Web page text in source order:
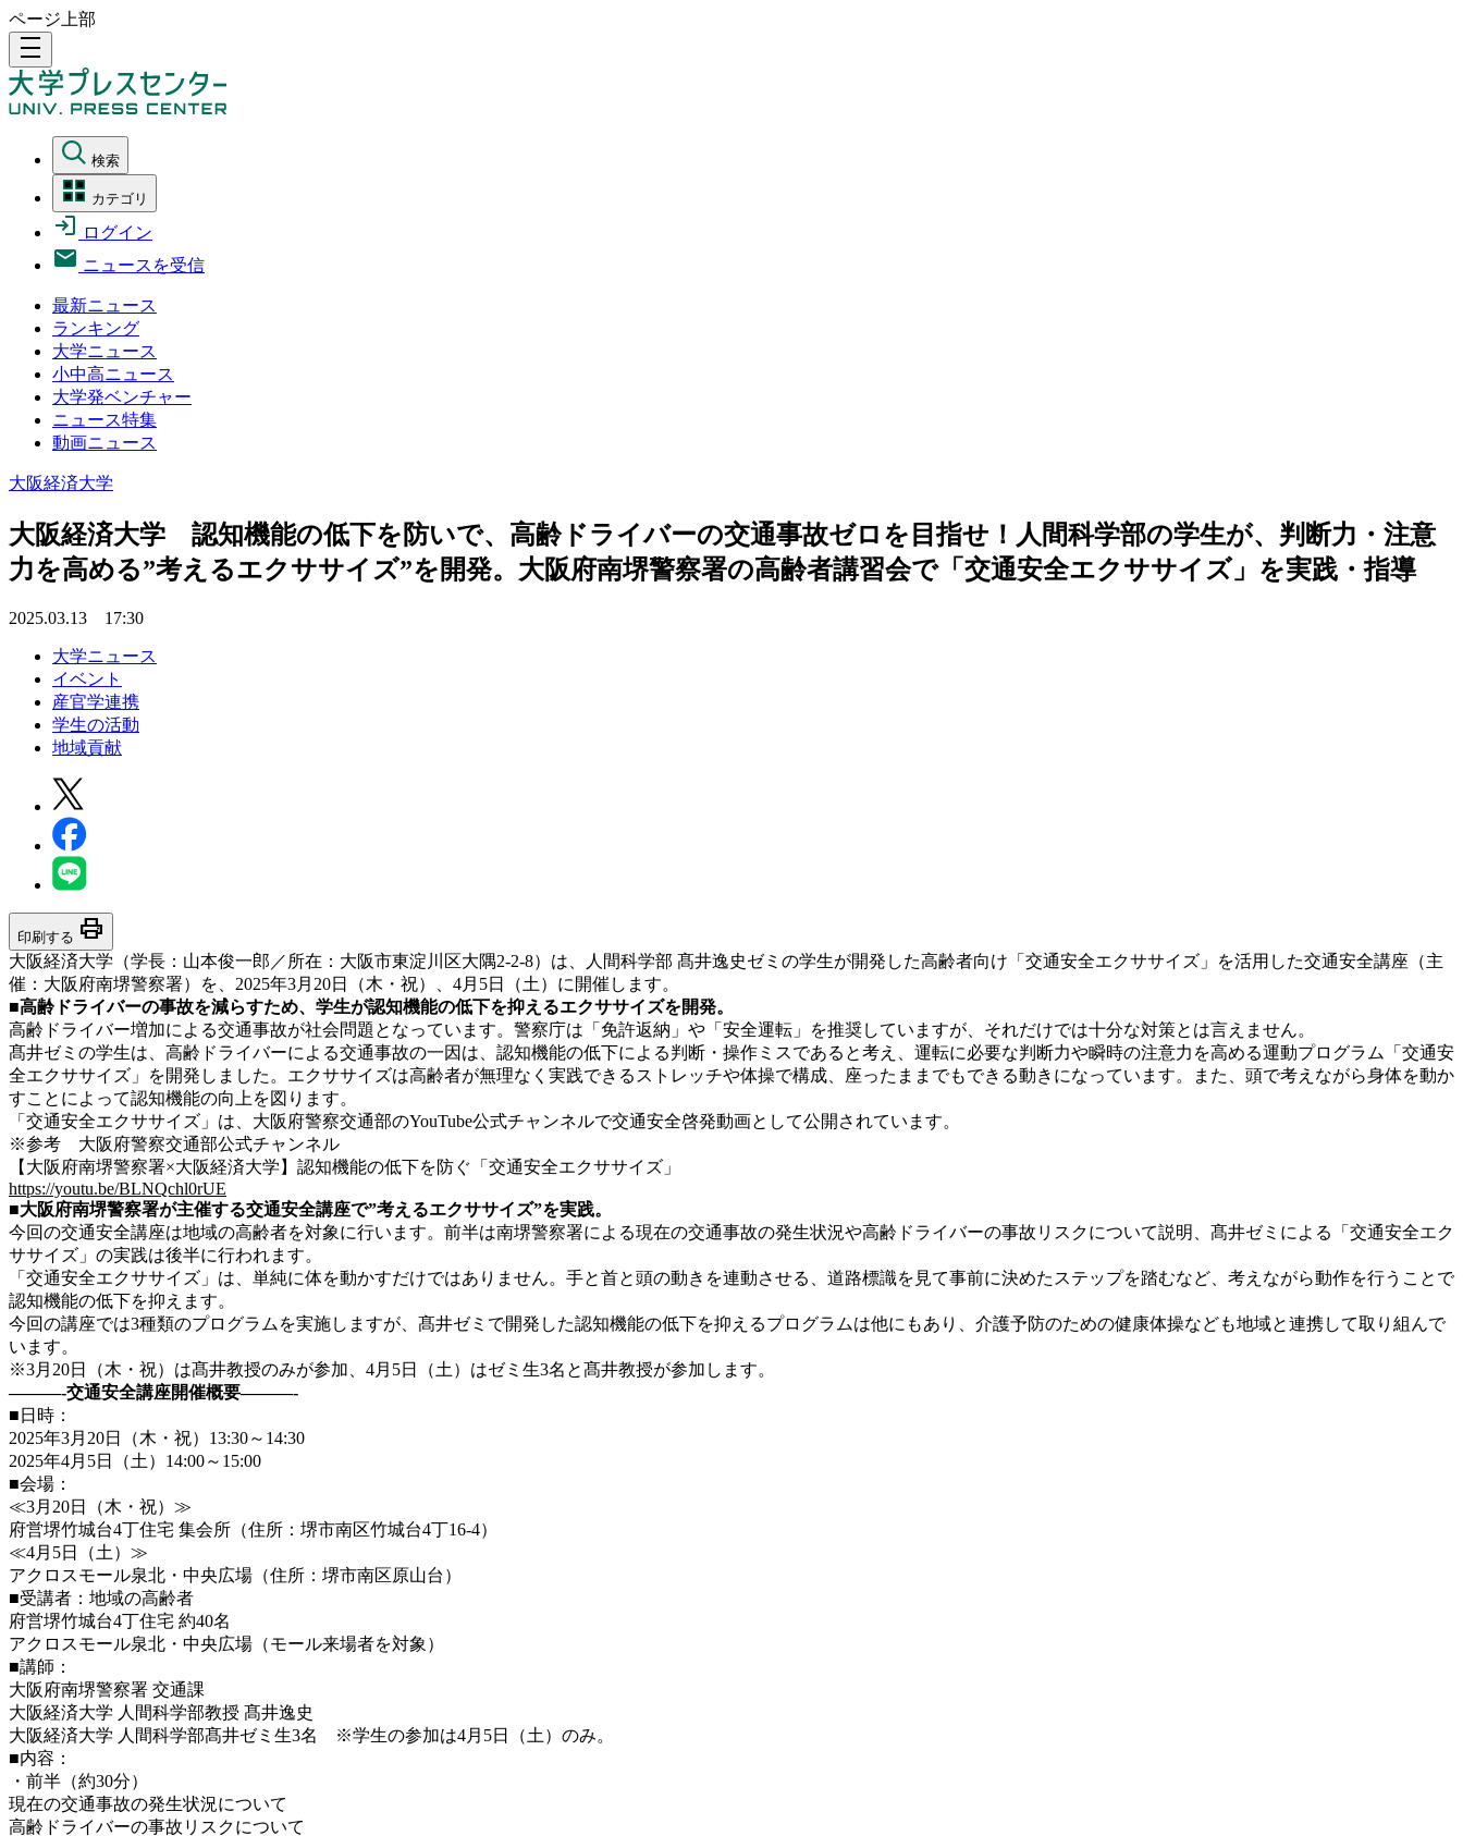
ページ上部
density_medium
検索
カテゴリ
ログイン
ニュースを受信
最新ニュース
ランキング
大学ニュース
小中高ニュース
大学発ベンチャー
ニュース特集
動画ニュース
大阪経済大学
大阪経済大学 認知機能の低下を防いで、高齢ドライバーの交通事故ゼロを目指せ！人間科学部の学生が、判断力・注意
力を高める”考えるエクササイズ”を開発。大阪府南堺警察署の高齢者講習会で「交通安全エクササイズ」を実践・指導
2025.03.13 17:30
大学ニュース
イベント
産官学連携
学生の活動
地域貢献
印刷する print
大阪経済大学（学長：山本俊一郎／所在：大阪市東淀川区大隅2-2-8）は、人間科学部 髙井逸史ゼミの学生が開発した高齢者向け「交通安全エクササイズ」を活用した交通安全講座（主
催：大阪府南堺警察署）を、2025年3月20日（木・祝）、4月5日（土）に開催します。
■高齢ドライバーの事故を減らすため、学生が認知機能の低下を抑えるエクササイズを開発。
高齢ドライバー増加による交通事故が社会問題となっています。警察庁は「免許返納」や「安全運転」を推奨していますが、それだけでは十分な対策とは言えません。
髙井ゼミの学生は、高齢ドライバーによる交通事故の一因は、認知機能の低下による判断・操作ミスであると考え、運転に必要な判断力や瞬時の注意力を高める運動プログラム「交通安
全エクササイズ」を開発しました。エクササイズは高齢者が無理なく実践できるストレッチや体操で構成、座ったままでもできる動きになっています。また、頭で考えながら身体を動か
すことによって認知機能の向上を図ります。
「交通安全エクササイズ」は、大阪府警察交通部のYouTube公式チャンネルで交通安全啓発動画として公開されています。
※参考 大阪府警察交通部公式チャンネル
【大阪府南堺警察署×大阪経済大学】認知機能の低下を防ぐ「交通安全エクササイズ」
https://youtu.be/BLNQchl0rUE
■大阪府南堺警察署が主催する交通安全講座で”考えるエクササイズ”を実践。
今回の交通安全講座は地域の高齢者を対象に行います。前半は南堺警察署による現在の交通事故の発生状況や高齢ドライバーの事故リスクについて説明、髙井ゼミによる「交通安全エク
ササイズ」の実践は後半に行われます。
「交通安全エクササイズ」は、単純に体を動かすだけではありません。手と首と頭の動きを連動させる、道路標識を見て事前に決めたステップを踏むなど、考えながら動作を行うことで
認知機能の低下を抑えます。
今回の講座では3種類のプログラムを実施しますが、髙井ゼミで開発した認知機能の低下を抑えるプログラムは他にもあり、介護予防のための健康体操なども地域と連携して取り組んで
います。
※3月20日（木・祝）は髙井教授のみが参加、4月5日（土）はゼミ生3名と髙井教授が参加します。
———-交通安全講座開催概要———-
■日時：
2025年3月20日（木・祝）13:30～14:30
2025年4月5日（土）14:00～15:00
■会場：
≪3月20日（木・祝）≫
府営堺竹城台4丁住宅 集会所（住所：堺市南区竹城台4丁16-4）
≪4月5日（土）≫
アクロスモール泉北・中央広場（住所：堺市南区原山台）
■受講者：地域の高齢者
府営堺竹城台4丁住宅 約40名
アクロスモール泉北・中央広場（モール来場者を対象）
■講師：
大阪府南堺警察署 交通課
大阪経済大学 人間科学部教授 髙井逸史
大阪経済大学 人間科学部髙井ゼミ生3名 ※学生の参加は4月5日（土）のみ。
■内容：
・前半（約30分）
現在の交通事故の発生状況について
高齢ドライバーの事故リスクについて